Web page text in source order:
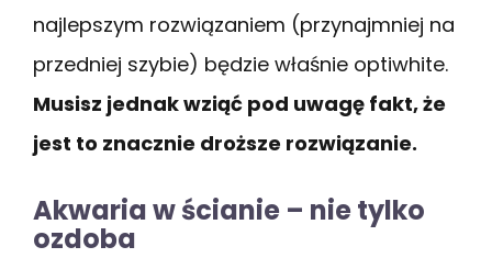
najlepszym rozwiązaniem (przynajmniej na
przedniej szybie) będzie właśnie optiwhite.
Musisz jednak wziąć pod uwagę fakt, że
jest to znacznie droższe rozwiązanie.
Akwaria w ścianie – nie tylko
ozdoba